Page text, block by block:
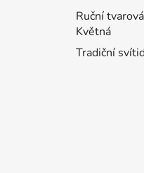
Ruční
Květná
Tradiční